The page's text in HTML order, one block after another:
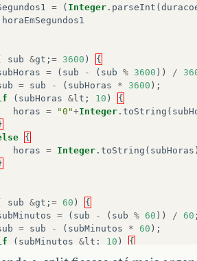
= ( Integer . parseInt (
horaEmSegundos1
sub &gt ; = 3600 )
{
= ( sub - ( sub % 3600 )) /
= sub - ( subHoras * 3600 );
( subHoras & lt ; 10 )
{
horas = "0"+Integer . toString (
}
{
horas = Integer . toString ( subHoras
}
sub &gt ; = 60 )
{
= ( sub - ( sub % 60 )) / 60
= sub - ( subMinutos * 60 );
( subMinutos & lt ; 10 )
{